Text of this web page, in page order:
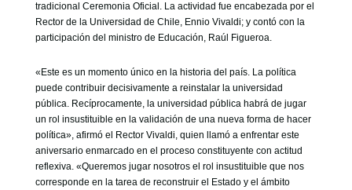
tradicional Ceremonia Oficial. La actividad fue encabezada por el
Rector de la Universidad de Chile, Ennio Vivaldi; y contó con la
participación del ministro de Educación, Raúl Figueroa.
«Este es un momento único en la historia del país. La política
puede contribuir decisivamente a reinstalar la universidad
pública. Recíprocamente, la universidad pública habrá de jugar
un rol insustituible en la validación de una nueva forma de hacer
política», afirmó el Rector Vivaldi, quien llamó a enfrentar este
aniversario enmarcado en el proceso constituyente con actitud
reflexiva. «Queremos jugar nosotros el rol insustituible que nos
corresponde en la tarea de reconstruir el Estado y el ámbito